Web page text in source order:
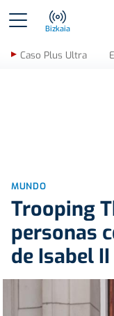
Bizkaia
Caso Plus Ultra
MUNDO
Trooping
personas
de Isabel II